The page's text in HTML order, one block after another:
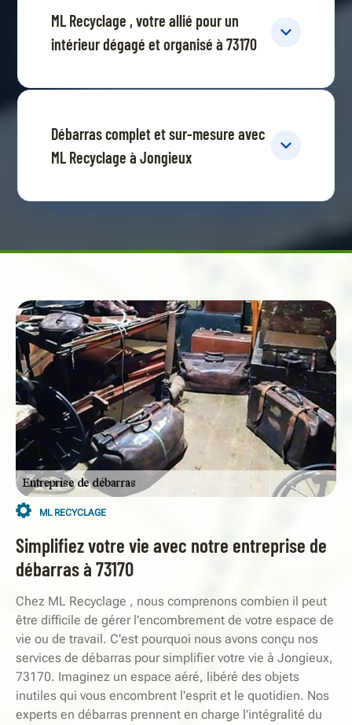
ML Recyclage , votre allié pour un
intérieur dégagé et organisé à 73170
Débarras complet et sur-mesure avec
ML Recyclage à Jongieux
ML RECYCLAGE
Simplifiez votre vie avec notre entreprise de
débarras à 73170
Chez ML Recyclage , nous comprenons combien il peut
être difficile de gérer l'encombrement de votre espace de
vie ou de travail. C'est pourquoi nous avons conçu nos
services de débarras pour simplifier votre vie à Jongieux,
73170. Imaginez un espace aéré, libéré des objets
inutiles qui vous encombrent l'esprit et le quotidien. Nos
experts en débarras prennent en charge l'intégralité du